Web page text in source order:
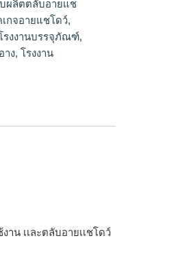
ผลิตตลับอายแช
กจอายแชโดว์,
รงงานบรรจุภัณฑ์,
าง,โรงงาน
น เเละตลับอายเเชโดว์